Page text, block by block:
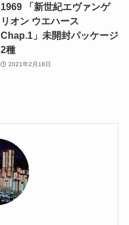
1969 「新世紀エヴァンゲ
リオン ウエハース
Chap.1」未開封パッケージ
2種
2021年2月18日